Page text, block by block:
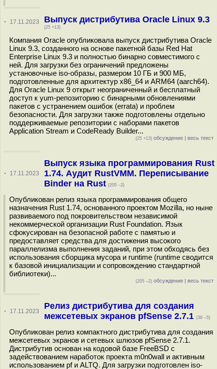
· 17.11.2023 Выпуск дистрибутива Oracle Linux 9.3
(25 +13)
Компания Oracle опубликовала выпуск дистрибутива Oracle
Linux 9.3, созданного на основе пакетной базы Red Hat
Enterprise Linux 9.3 и полностью бинарно совместимого с
ней. Для загрузки без ограничений предложены
установочные iso-образы, размером 10 ГБ и 900 МБ,
подготовленные для архитектур x86_64 и ARM64 (aarch64).
Для Oracle Linux 9 открыт неограниченный и бесплатный
доступ к yum-репозиторию с бинарными обновлениями
пакетов с устранением ошибок (errata) и проблем
безопасности. Для загрузки также подготовлены отдельно
поддерживаемые репозитории с наборами пакетов
Application Stream и CodeReady Builder...
(25 +13) обсуждение | весь текст
· 17.11.2023
Выпуск языка программирования Rust
1.74. Аудит RustVMM. Переписывание
Binder на Rust (205 –2)
Опубликован релиз языка программирования общего
назначения Rust 1.74, основанного проектом Mozilla, но ныне
развиваемого под покровительством независимой
некоммерческой организации Rust Foundation. Язык
сфокусирован на безопасной работе с памятью и
предоставляет средства для достижения высокого
параллелизма выполнения заданий, при этом обходясь без
использования сборщика мусора и runtime (runtime сводится
к базовой инициализации и сопровождению стандартной
библиотеки)...
(205 –2) обсуждение | весь текст
· 17.11.2023
Релиз дистрибутива для создания
межсетевых экранов pfSense 2.7.1 (39 –5)
Опубликован релиз компактного дистрибутива для создания
межсетевых экранов и сетевых шлюзов pfSense 2.7.1.
Дистрибутив основан на кодовой базе FreeBSD с
задействованием наработок проекта m0n0wall и активным
использованием pf и ALTQ. Для загрузки подготовлен iso-